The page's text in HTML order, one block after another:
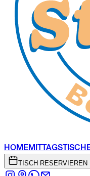
HOMEMITTAGSTISCH
TISCH RESERVIEREN